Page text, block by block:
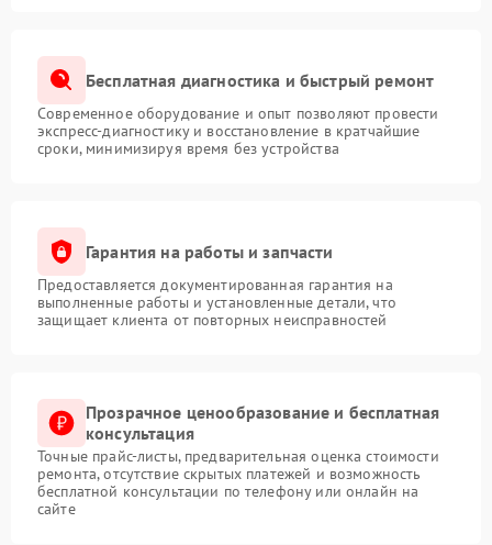
Бесплатная диагностика и быстрый ремонт
Современное оборудование и опыт позволяют провести
экспресс-диагностику и восстановление в кратчайшие
сроки, минимизируя время без устройства
Гарантия на работы и запчасти
Предоставляется документированная гарантия на
выполненные работы и установленные детали, что
защищает клиента от повторных неисправностей
Прозрачное ценообразование и бесплатная
консультация
Точные прайс-листы, предварительная оценка стоимости
ремонта, отсутствие скрытых платежей и возможность
бесплатной консультации по телефону или онлайн на
сайте